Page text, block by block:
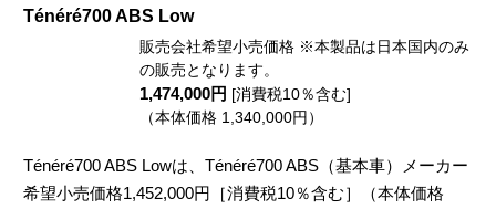
Ténéré700 ABS Low
販売会社希望小売価格 ※本製品は日本国内のみ
の販売となります。
1,474,000円 [消費税10％含む]
（本体価格 1,340,000円）
Ténéré700 ABS Lowは、Ténéré700 ABS（基本車）メーカー
希望小売価格1,452,000円［消費税10％含む］（本体価格